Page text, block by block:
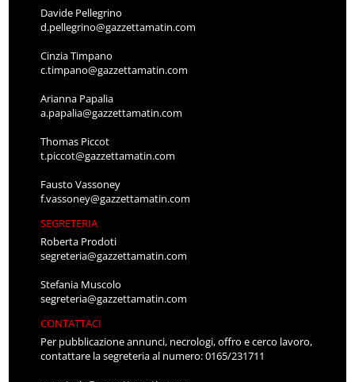
Davide Pellegrino
d.pellegrino@gazzettamatin.com
Cinzia Timpano
c.timpano@gazzettamatin.com
Arianna Papalia
a.papalia@gazzettamatin.com
Thomas Piccot
t.piccot@gazzettamatin.com
Fausto Vassoney
f.vassoney@gazzettamatin.com
SEGRETERIA
Roberta Prodoti
segreteria@gazzettamatin.com
Stefania Muscolo
segreteria@gazzettamatin.com
CONTATTACI
Per pubblicazione annunci, necrologi, offro e cerco lavoro,
contattare la segreteria al numero: 0165/231711